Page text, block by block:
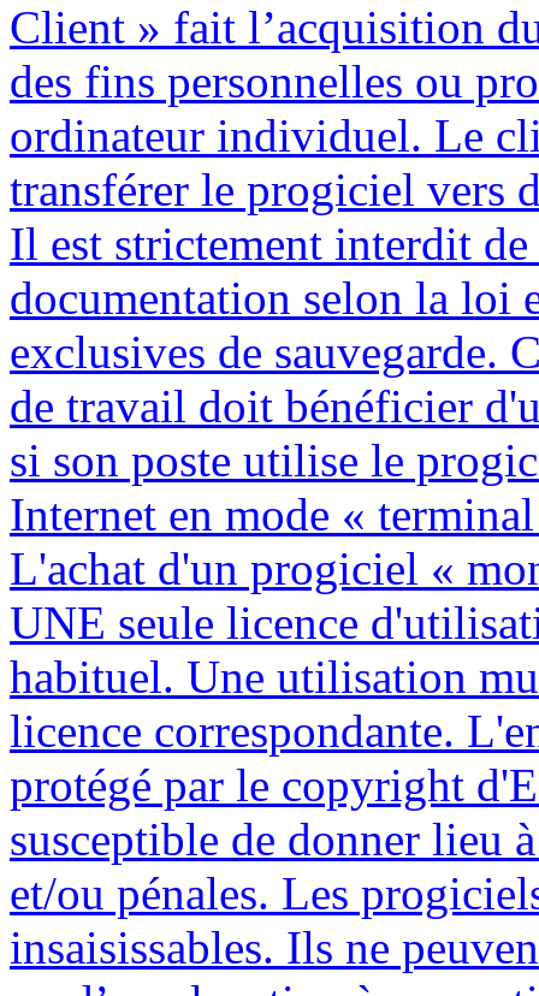
Client » fait l’acquisition
des fins personnelles ou
ordinateur individuel. Le
transférer le progiciel vers
Il est strictement interdit
documentation selon la loi
exclusives de sauvegarde.
de travail doit bénéficier
si son poste utilise le
Internet en mode «
L'achat d'un progiciel «
UNE seule licence
habituel. Une utilisation
licence correspondante.
protégé par le copyright
susceptible de donner lieu
et/ou pénales. Les
insaisissables. Ils ne